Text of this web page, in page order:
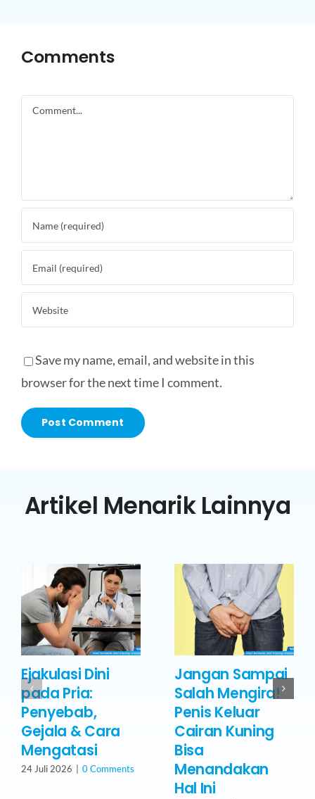
Comments
Comment
Save my name, email, and website in this
browser for the next time I comment.
Artikel Menarik Lainnya
Ejakulasi Dini
pada Pria:
Penyebab,
Gejala & Cara
Mengatasi
24 Juli 2026 0 Comments
Jangan Sampai
Salah Mengira!
Penis Keluar
Cairan Kuning
Bisa
Menandakan
Hal Ini